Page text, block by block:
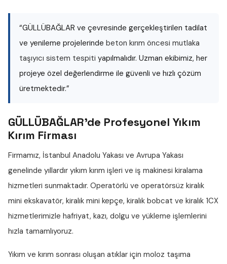
“GÜLLÜBAĞLAR ve çevresinde gerçekleştirilen tadilat
ve yenileme projelerinde beton kırım öncesi mutlaka
taşıyıcı sistem tespiti yapılmalıdır. Uzman ekibimiz, her
projeye özel değerlendirme ile güvenli ve hızlı çözüm
üretmektedir.”
GÜLLÜBAĞLAR'de Profesyonel Yıkım
Kırım Firması
Firmamız, İstanbul Anadolu Yakası ve Avrupa Yakası
genelinde yıllardır yıkım kırım işleri ve iş makinesi kiralama
hizmetleri sunmaktadır. Operatörlü ve operatörsüz kiralık
mini ekskavatör, kiralık mini kepçe, kiralık bobcat ve kiralık 1CX
hizmetlerimizle hafriyat, kazı, dolgu ve yükleme işlemlerini
hızla tamamlıyoruz.
Yıkım ve kırım sonrası oluşan atıklar için moloz taşıma